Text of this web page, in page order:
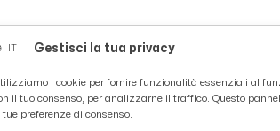
Gestisci la tua privacy
i cookie per fornire funzionalità essenziali al
il tuo consenso, per analizzarne il traffico. Questo
tue preferenze di consenso.